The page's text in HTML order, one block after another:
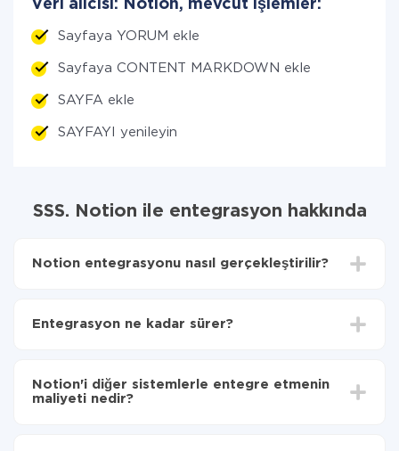
Veri alıcısı: Notion, mevcut işlemler:
Sayfaya YORUM ekle
Sayfaya CONTENT MARKDOWN ekle
SAYFA ekle
SAYFAYI yenileyin
SSS. Notion ile entegrasyon hakkında
Notion entegrasyonu nasıl gerçekleştirilir?
etmeniz gereken hizmeti seçin (şu anda 335
seçin
Otomatik güncellemeyi aç
Entegrasyon ne kadar sürer?
olarak, 10-15 dakika sürer.
Notion'i diğer sistemlerle entegre etmenin
maliyeti nedir?